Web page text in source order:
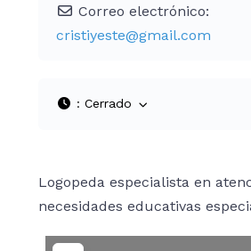
Correo electrónico:
cristiyeste@gmail.com
: Cerrado
Logopeda especialista en
necesidades educativas